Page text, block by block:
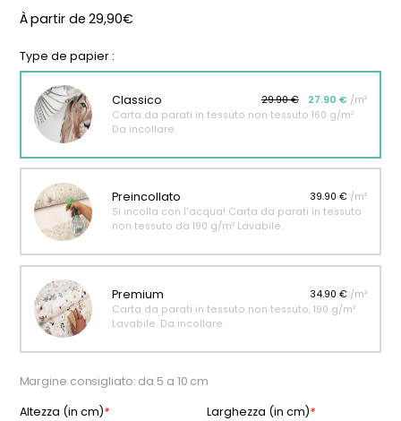
À partir de29,90€
Type de papier :
Classico 29.90 € 27.90 € /m²
Carta da parati in tessuto non tessuto 160 g/m²
Da incollare.
Preincollato 39.90 € /m²
Si incolla con l'acqua! Carta da parati in tessuto
non tessuto da 190 g/m² Lavabile.
Premium 34.90 € /m²
Carta da parati in tessuto non tessuto, 190 g/m²
Lavabile. Da incollare.
Margine consigliato: da 5 a 10 cm
Altezza (in cm)* Larghezza (in cm)*